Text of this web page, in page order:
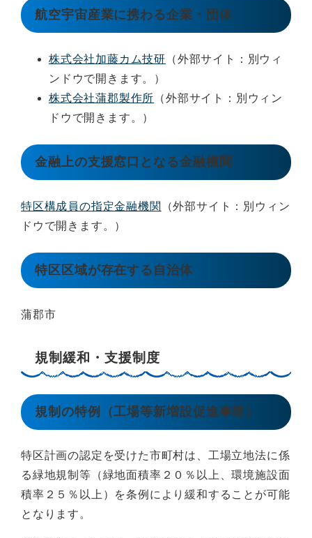
航空宇宙産業に携わる企業・団体
株式会社加藤カム技研 （外部サイト：別ウィ
ンドウで開きます。）
株式会社蒲郡製作所 （外部サイト：別ウィン
ドウで開きます。）
金融上の支援窓口となる金融機関
特区構成員の指定金融機関
（外部サイト：別ウィン
ドウで開きます。）
特区区域が存在する自治体
蒲郡市
規制緩和・支援制度
規制の特例（工場等新増設促進事業）
特区計画の認定を受けた市町村は、工場立地法に係
る緑地規制等（緑地面積率２０％以上、環境施設面
積率２５％以上）を条例により緩和することが可能
となります。